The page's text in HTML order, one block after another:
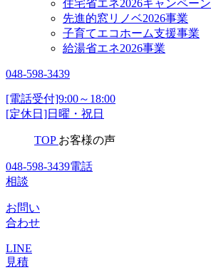
住宅省エネ2026キャンペーン
先進的窓リノベ2026事業
子育てエコホーム支援事業
給湯省エネ2026事業
048-598-3439
[電話受付]9:00～18:00
[定休日]日曜・祝日
TOP お客様の声
048-598-3439電話
相談
お問い
合わせ
LINE
見積